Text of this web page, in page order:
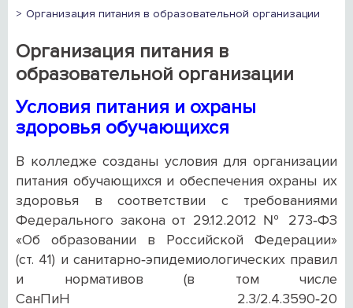
Организация питания в образовательной организации
Организация питания в
образовательной организации
Условия питания и охраны
здоровья обучающихся
В колледже созданы условия для организации
питания обучающихся и обеспечения охраны их
здоровья в соответствии с требованиями
Федерального закона от 29.12.2012 № 273‑ФЗ
«Об образовании в Российской Федерации»
(ст. 41) и санитарно‑эпидемиологических правил
и нормативов (в том числе
СанПиН 2.3/2.4.3590‑20